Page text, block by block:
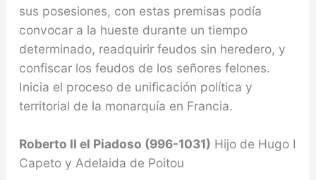
sus posesiones, con estas premisas podía
convocar a la hueste durante un tiem­po
determinado, readquirir feudos sin heredero, y
confiscar los feudos de los señores felones.
Inicia el proceso de unificación política y
territorial de la mo­narquía en Francia.
Roberto II el Piadoso (996-1031) Hijo de Hugo I
Capeto y Adelaida de Poitou